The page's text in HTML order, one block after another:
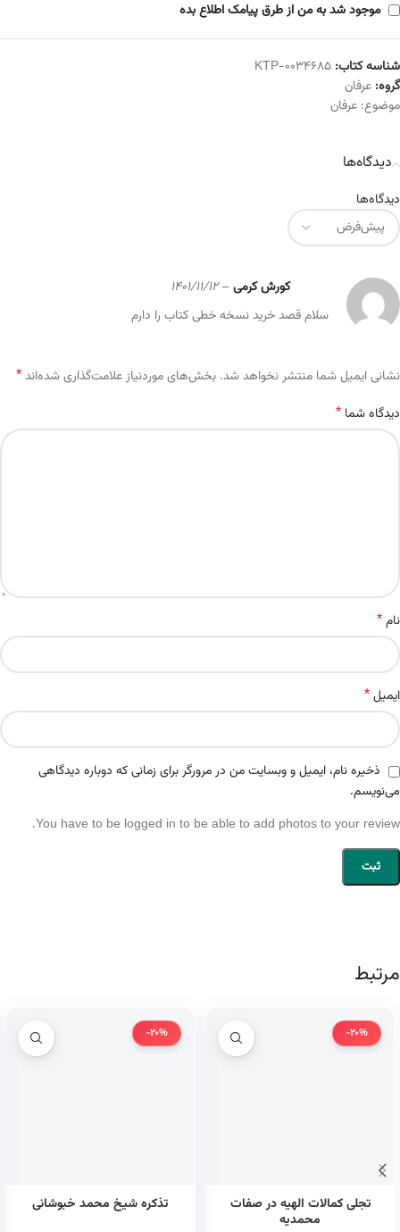
موجود شد به من از طرق پیامک اطلاع بده
شناسه کتاب: KTP-0034685
گروه: عرفان
موضوع: عرفان
دیدگاه‌ها
دیدگاه‌ها
کورش کرمی–
1401/11/12
سلام قصد خرید نسخه خطی کتاب را دارم
نشانی ایمیل شما منتشر نخواهد شد. بخش‌های موردنیاز علامت‌گذاری شده‌اند*
دیدگاه شما *
نام*
ایمیل*
ذخیره نام، ایمیل و وبسایت من در مرورگر برای زمانی که دوباره دیدگاهی
می‌نویسم.
You have to be logged in to be able to add photos to your review.
Alternative:
مرتبط
-20%
تجلی کمالات الهیه در صفات
محمدیه
-20%
تذکره شیخ محمد خبوشانی